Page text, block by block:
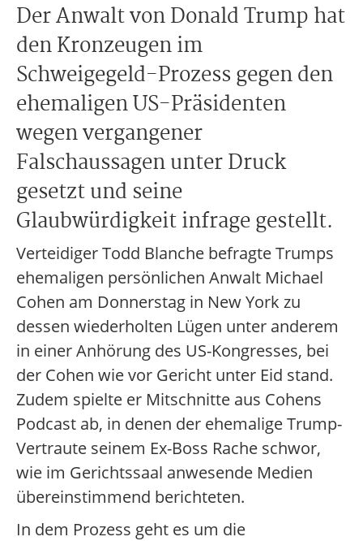
Der Anwalt von Donald Trump hat
den Kronzeugen im
Schweigegeld-Prozess gegen den
ehemaligen US-Präsidenten
wegen vergangener
Falschaussagen unter Druck
gesetzt und seine
Glaubwürdigkeit infrage gestellt.
Verteidiger Todd Blanche befragte Trumps
ehemaligen persönlichen Anwalt Michael
Cohen am Donnerstag in New York zu
dessen wiederholten Lügen unter anderem
in einer Anhörung des US-Kongresses, bei
der Cohen wie vor Gericht unter Eid stand.
Zudem spielte er Mitschnitte aus Cohens
Podcast ab, in denen der ehemalige Trump-
Vertraute seinem Ex-Boss Rache schwor,
wie im Gerichtssaal anwesende Medien
übereinstimmend berichteten.
In dem Prozess geht es um die